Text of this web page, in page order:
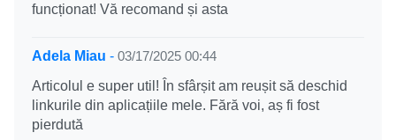
funcționat! Vă recomand și asta
Adela Miau - 03/17/2025 00:44
Articolul e super util! În sfârșit am reușit să deschid
linkurile din aplicațiile mele. Fără voi, aș fi fost
pierdută